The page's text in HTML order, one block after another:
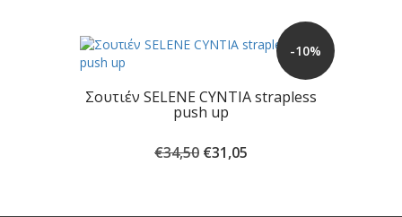
€50,00.
είναι:
€45,00.
-10%
Σουτιέν SELENE CYNTIA strapless
push up
€34,50 Original
€31,05